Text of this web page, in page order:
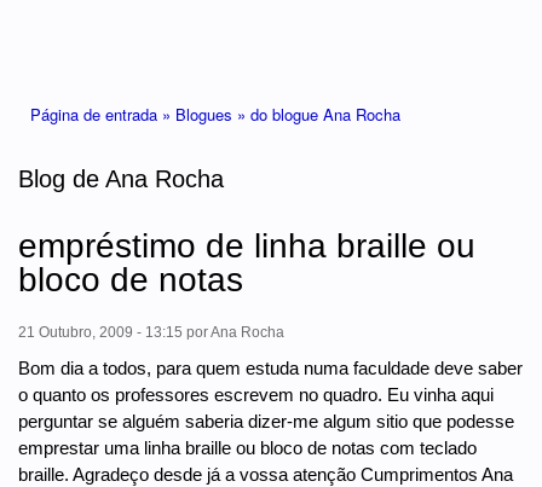
Página de entrada » Blogues » do blogue Ana Rocha
Blog de Ana Rocha
empréstimo de linha braille ou
bloco de notas
21 Outubro, 2009 - 13:15 porAna Rocha
Bom dia a todos, para quem estuda numa faculdade deve saber
o quanto os professores escrevem no quadro. Eu vinha aqui
perguntar se alguém saberia dizer-me algum sitio que podesse
emprestar uma linha braille ou bloco de notas com teclado
braille. Agradeço desde já a vossa atenção Cumprimentos Ana